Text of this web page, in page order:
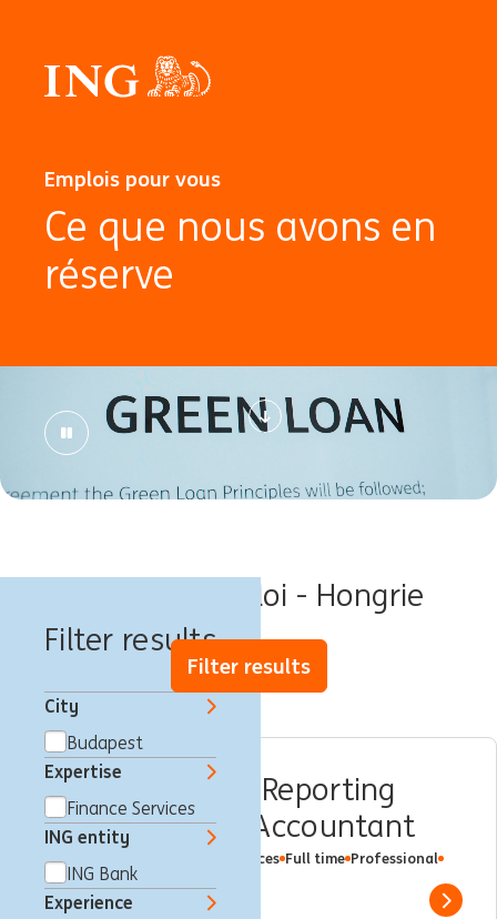
Emplois pour vous
Ce que nous avons en
réserve
Filter results
City
Budapest
Expertise
Finance Services
ING entity
ING Bank
Experience
Offres d'emploi - Hongrie
Filter results
Accounting and Reporting
Expert – Senior Accountant
Budapest, Hongrie Finance Services Full time Professional
ING Bank
Show